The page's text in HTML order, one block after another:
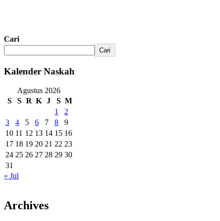
Cari
Cari
Kalender Naskah
Agustus 2026
S
S R K J S M
1
2
3
4 5 6 7 8
9
10 11 12 13 14 15 16
17 18 19 20 21 22 23
24 25 26 27 28 29 30
31
« Jul
Archives